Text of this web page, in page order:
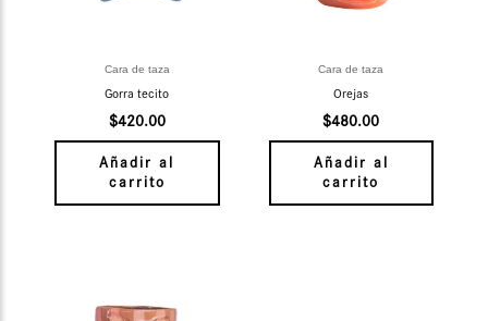
Cara de taza
Gorra tecito
$420.00
Añadir al
carrito
Cara de taza
Orejas
$480.00
Añadir al
carrito